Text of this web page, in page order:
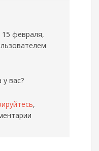
февраля,
у вас?
,